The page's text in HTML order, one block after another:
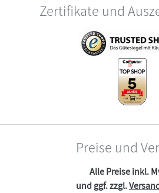
Zertifikate und
Preise und
Alle Preise inkl.
und ggf. zzgl.